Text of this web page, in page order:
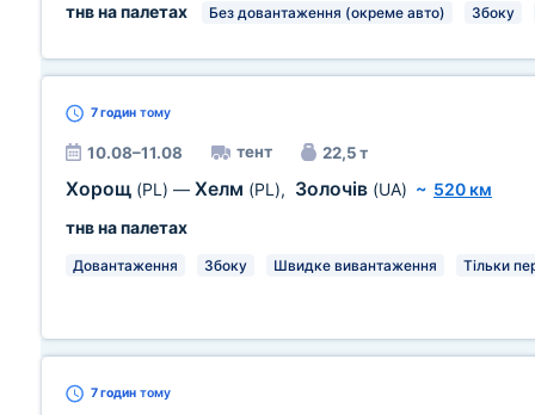
тнв на палетах
Без довантаження (окреме авто) Збоку
7 годин тому
10.08–11.08 тент 22,5 т
Хорощ (PL) — Хелм (PL), Золочів (UA) ~ 520 км
тнв на палетах
Довантаження Збоку Швидке вивантаження Тільки
7 годин тому